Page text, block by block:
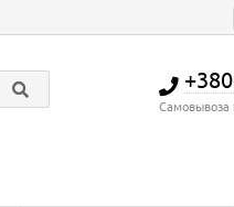
Самовывоза